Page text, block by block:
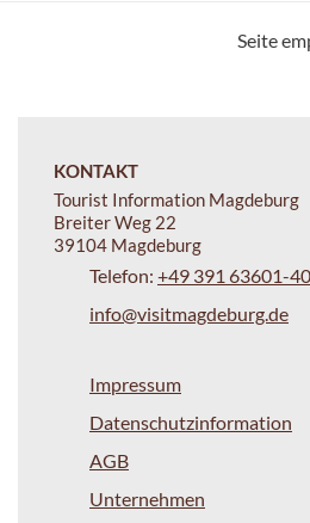
Seite
KONTAKT
Tourist Information Magdeburg
Breiter Weg 22
39104 Magdeburg
Telefon: +49 391 63601-
info@visitmagdeburg.de
Impressum
Datenschutzinformation
AGB
Unternehmen